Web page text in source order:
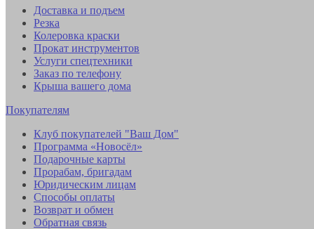
Доставка и подъем
Резка
Колеровка краски
Прокат инструментов
Услуги спецтехники
Заказ по телефону
Крыша вашего дома
Покупателям
Клуб покупателей "Ваш Дом"
Программа «Новосёл»
Подарочные карты
Прорабам, бригадам
Юридическим лицам
Способы оплаты
Возврат и обмен
Обратная связь